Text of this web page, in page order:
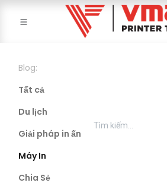
Blog:
Tất cả
Du lịch
Giải pháp in ấn
Máy In
Chia Sẻ